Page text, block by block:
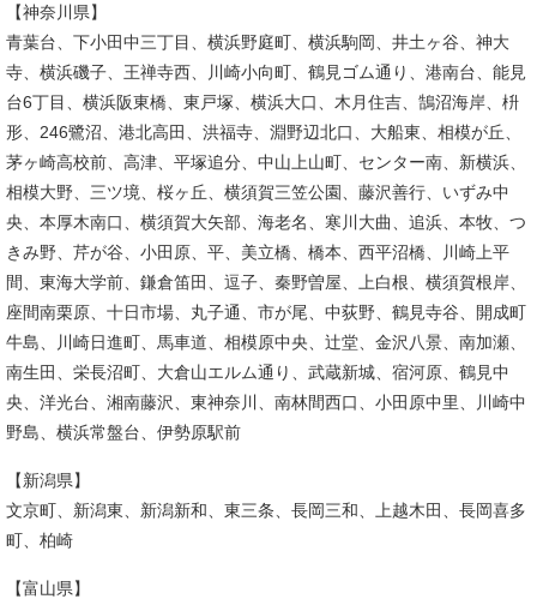
【神奈川県】
青葉台、下小田中三丁目、横浜野庭町、横浜駒岡、井土ヶ谷、神大
寺、横浜磯子、王禅寺西、川崎小向町、鶴見ゴム通り、港南台、能見
台6丁目、横浜阪東橋、東戸塚、横浜大口、木月住吉、鵠沼海岸、枡
形、246鷺沼、港北高田、洪福寺、淵野辺北口、大船東、相模が丘、
茅ヶ崎高校前、高津、平塚追分、中山上山町、センター南、新横浜、
相模大野、三ツ境、桜ヶ丘、横須賀三笠公園、藤沢善行、いずみ中
央、本厚木南口、横須賀大矢部、海老名、寒川大曲、追浜、本牧、つ
きみ野、芹が谷、小田原、平、美立橋、橋本、西平沼橋、川崎上平
間、東海大学前、鎌倉笛田、逗子、秦野曽屋、上白根、横須賀根岸、
座間南栗原、十日市場、丸子通、市が尾、中荻野、鶴見寺谷、開成町
牛島、川崎日進町、馬車道、相模原中央、辻堂、金沢八景、南加瀬、
南生田、栄長沼町、大倉山エルム通り、武蔵新城、宿河原、鶴見中
央、洋光台、湘南藤沢、東神奈川、南林間西口、小田原中里、川崎中
野島、横浜常盤台、伊勢原駅前
【新潟県】
文京町、新潟東、新潟新和、東三条、長岡三和、上越木田、長岡喜多
町、柏崎
【富山県】